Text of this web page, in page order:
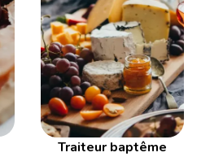
Traiteur baptême